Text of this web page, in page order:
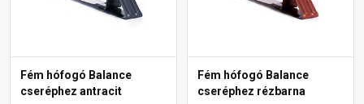
Fém hófogó Balance
cseréphez antracit
Fém hófogó Balance
cseréphez rézbarna